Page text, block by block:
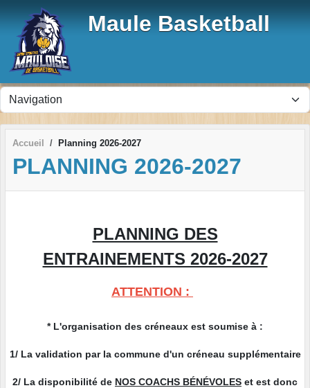
Maule Basketball
Accueil Planning 2026-2027
PLANNING 2026-2027
PLANNING DES
ENTRAINEMENTS 2026-2027
ATTENTION :
* L'organisation des créneaux est soumise à :
1/ La validation par la commune d'un créneau supplémentaire
2/ La disponibilité de NOS COACHS BÉNÉVOLES et est donc
Panneau de gestion des cookies